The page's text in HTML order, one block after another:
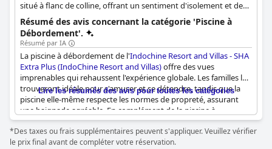
situé à flanc de colline, offrant un sentiment d'isolement et de
tranquillité. Les piscines sont conçues pour maximiser la beauté
naturelle des environs, créant une connexion harmonieuse avec
l'environnement.
Résumé des avis concernant la catégorie 'Piscine à
Débordement'.
Résumé par IA
La piscine à débordement de l'Indochine Resort and Villas - SHA
Extra Plus (IndoChine Resort and Villas)offre des vues
imprenables qui rehaussent l'expérience globale. Les familles la
trouveront idéale pour s'amuser et se détendre, tandis que la
piscine elle-même respecte les normes de propreté, assurant
une baignade agréable. En complément de la piscine à
débordement principale, des éléments supplémentaires tels
qu'un bassin profond sur le balcon offrent aux clients des
espaces plus privés pour profiter du magnifique cadre
Lire les résumés des avis pour toutes les catégories
*Des taxes ou frais supplémentaires peuvent s'appliquer. Veuillez vérifier
le prix final avant de compléter votre réservation.